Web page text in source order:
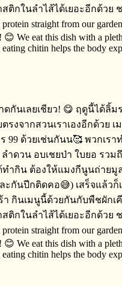
นเลยเชียว! 😋 ฤดูนี้ได้ลิ้ม
จากสวนเราเองอีกด้วย​
99 ด้วยเช่นกันน🥰 พวกเ
ำดวน​ อบเชยป่า ใบยอ​ รว
ำกิน​ ต้องให้แมงกีนูนถ่าย
กันปีกติดคอ😅) เสร็จ​แล้ว
กินเมนูนี้ด้วยกันกับพืชผักเ
ก​ในลำไส้ได้เยอะอีกด้ว
straight from our
We eat this dish with a
chitin helps the body